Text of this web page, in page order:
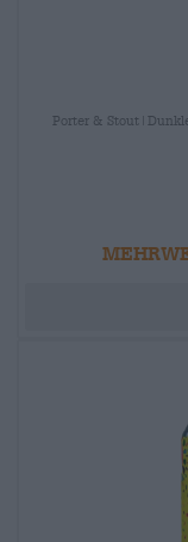
Porter &